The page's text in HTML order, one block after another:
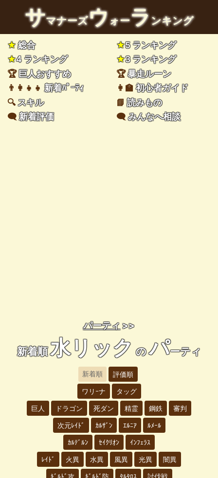
サマナーズウォーランキング
★総合 ★5 ランキング
★4 ランキング ★3 ランキング
🏆巨人おすすめ 🏆暴走ルーン
👨‍👩‍👧‍👧新着ﾊﾟｰﾃｨ 👩‍🏫初心者ガイド
🔍スキル 📘読みもの
🗨️新着評価 🗨️みんなへ相談
パーティ >>
新着順水リック のパーティ
新着順 評価順
ワリｰナ タッグ
巨人 ドラゴン 死ダン 精霊 鋼鉄 審判
次元ﾚｲﾄﾞ ｶﾙｻﾞﾝ ｴﾙﾆｱ ﾙﾒｰﾙ
ｶﾙﾃﾞﾙﾝ ｾｲｸﾘｵﾝ ｲﾝﾌｪﾗｽ
ﾚｲﾄﾞ 火異 水異 風異 光異 闇異
ｷﾞﾙﾄﾞ攻 ｷﾞﾙﾄﾞ防 ﾀﾙﾀﾛｽ 討伐戦